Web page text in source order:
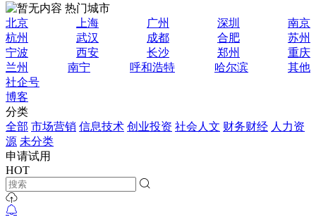
热门城市
北京
上海 广州 深圳
南京
杭州
武汉 成都 合肥
苏州
宁波
西安 长沙 郑州
重庆
兰州
南宁 呼和浩特 哈尔滨
其他
社企号
博客
分类
全部 市场营销 信息技术 创业投资 社会人文 财务财经 人力资
源 未分类
申请试用
HOT